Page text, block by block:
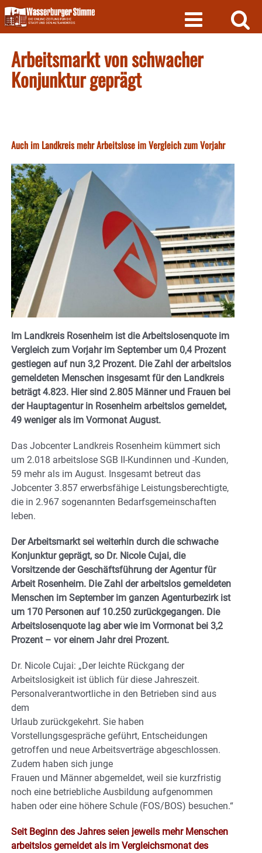
Skip
to
content
Arbeitsmarkt von schwacher
Konjunktur geprägt
Auch im Landkreis mehr Arbeitslose im Vergleich zum Vorjahr
Im Landkreis Rosenheim ist die Arbeitslosenquote im
Vergleich zum Vorjahr im September um 0,4 Prozent
gestiegen auf nun 3,2 Prozent. Die Zahl der arbeitslos
gemeldeten Menschen insgesamt für den Landkreis
beträgt 4.823. Hier sind 2.805 Männer und Frauen bei
der Hauptagentur in Rosenheim arbeitslos gemeldet,
49 weniger als im Vormonat August.
Das Jobcenter Landkreis Rosenheim kümmert sich
um 2.018 arbeitslose SGB II-Kundinnen und -Kunden,
59 mehr als im August. Insgesamt betreut das
Jobcenter 3.857 erwerbsfähige Leistungsberechtigte,
die in 2.967 sogenannten Bedarfsgemeinschaften
leben.
Der Arbeitsmarkt sei weiterhin durch die schwache
Konjunktur geprägt, so Dr. Nicole Cujai, die
Vorsitzende der Geschäftsführung der Agentur für
Arbeit Rosenheim. Die Zahl der arbeitslos gemeldeten
Menschen im September im ganzen Agenturbezirk ist
um 170 Personen auf 10.250 zurückgegangen. Die
Arbeitslosenquote lag aber wie im Vormonat bei 3,2
Prozent – vor einem Jahr drei Prozent.
Dr. Nicole Cujai: „Der leichte Rückgang der
Arbeitslosigkeit ist üblich für diese Jahreszeit.
Personalverantwortliche in den Betrieben sind aus
dem
Urlaub zurückgekehrt. Sie haben
Vorstellungsgespräche geführt, Entscheidungen
getroffen und neue Arbeitsverträge abgeschlossen.
Zudem haben sich junge
Frauen und Männer abgemeldet, weil sie kurzfristig
noch eine betriebliche Ausbildung aufgenommen
haben oder eine höhere Schule (FOS/BOS) besuchen.“
Seit Beginn des Jahres seien jeweils mehr Menschen
arbeitslos gemeldet als im Vergleichsmonat des